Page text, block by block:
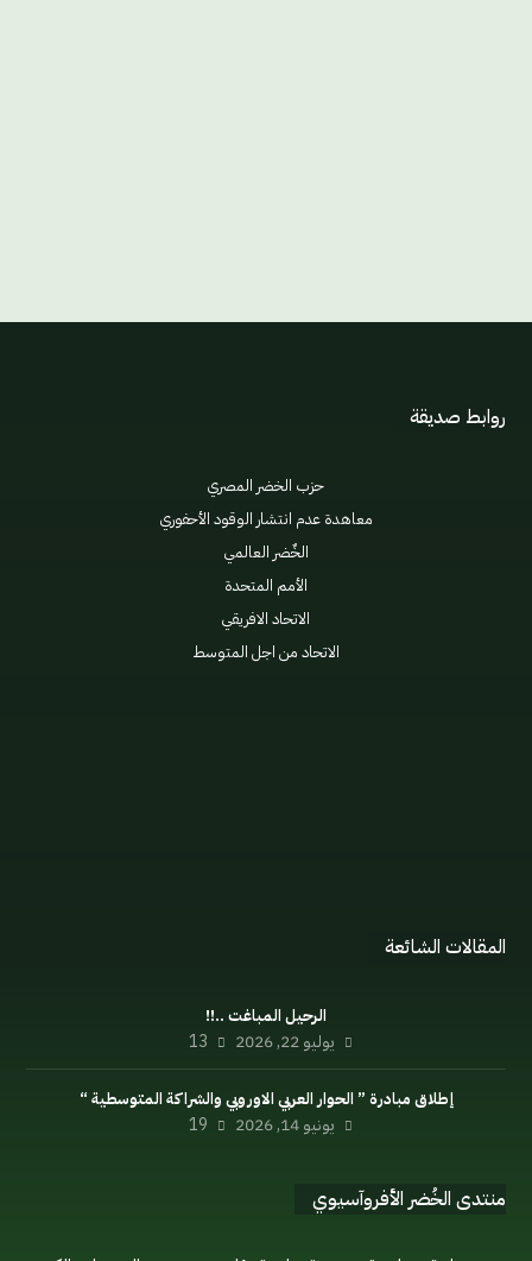
روابط صديقة
حزب الخضر المصري
معاهدة عدم انتشار الوقود الأحفوري
الخٌضر العالمي
الأمم المتحدة
الاتحاد الافريقي
الاتحاد من اجل المتوسط
المقالات الشائعة
الرحيل المباغت ..!!
يوليو 22, 2026 13
إطلاق مبادرة ” الحوار العربي الاوروبي والشراكة المتوسطية “
يونيو 14, 2026 19
منتدى الخُضر الأفروآسيوي